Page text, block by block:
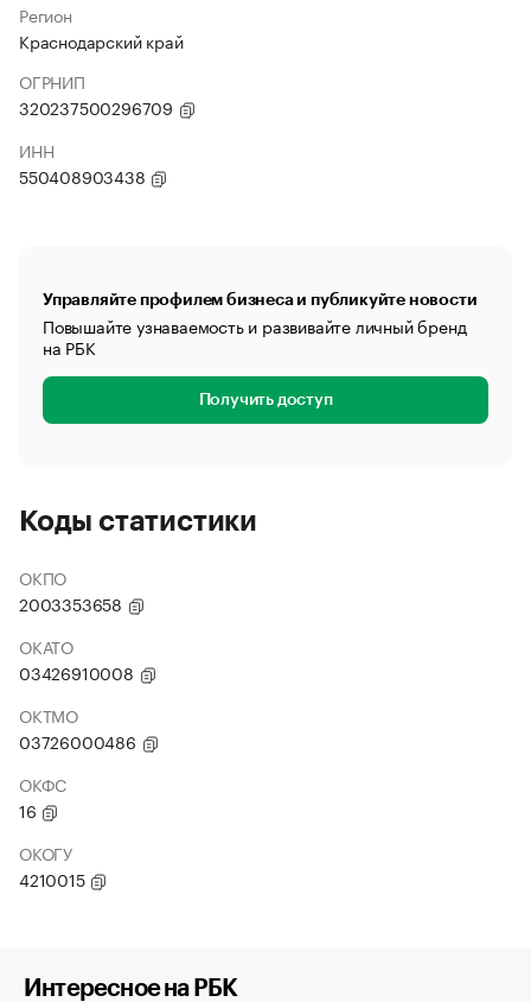
Регион
Краснодарский край
ОГРНИП
320237500296709
ИНН
550408903438
Управляйте профилем бизнеса и публикуйте новости
Повышайте узнаваемость и развивайте личный бренд
на РБК
Получить доступ
Коды статистики
ОКПО
2003353658
ОКАТО
03426910008
ОКТМО
03726000486
ОКФС
16
ОКОГУ
4210015
Интересное на РБК